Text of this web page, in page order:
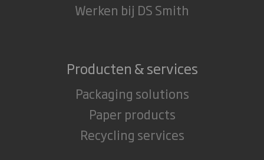
Werken bij DS Smith
Producten & services
Packaging solutions
Paper products
Recycling services